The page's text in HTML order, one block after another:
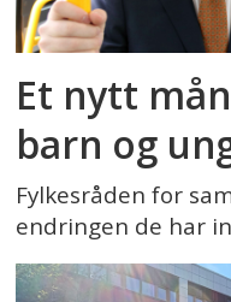
Et nytt
barn og
Fylkesråden for
endringen de har